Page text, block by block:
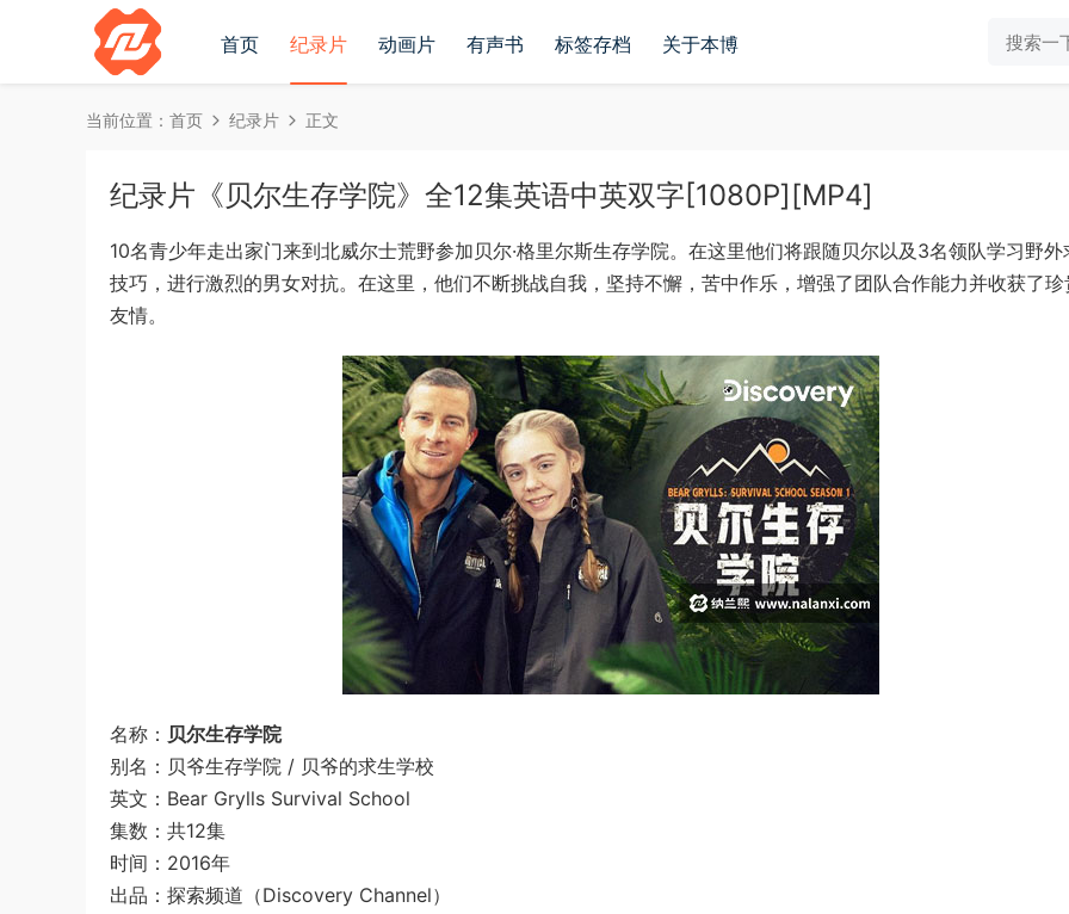
首页 纪录片 动画片 有声书 标签存档 关于本博
当前位置： 首页 纪录片 正文
纪录片《贝尔生存学院》全12集英语中英双字[1080P][MP4]
10名青少年走出家门来到北威尔士荒野参加贝尔·格里尔斯生存学院。在这里他们将跟随贝尔以及3名领队学习野外
技巧，进行激烈的男女对抗。在这里，他们不断挑战自我，坚持不懈，苦中作乐，增强了团队合作能力并收获了珍
友情。
名称： 贝尔生存学院
别名：贝爷生存学院 / 贝爷的求生学校
英文：Bear Grylls Survival School
集数：共12集
时间：2016年
出品：探索频道（Discovery Channel）